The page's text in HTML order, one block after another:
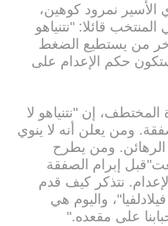
الأسير نمرود كوهين،
قائلا: "نتنياهو
من يستطيع الضغط
حكم الإعدام على
المختطف، إن "نتنياهو لا
ومن يعلن أنه لا ينوي
الرهائن. ومن يطرح
إبرام الصفقة
نتذكر كيف قدم
واليوم هي
على مقعده."